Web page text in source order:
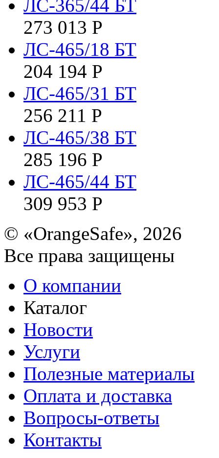
ЛС-365/44 БТ
273 013 Р
ЛС-465/18 БТ
204 194 Р
ЛС-465/31 БТ
256 211 Р
ЛС-465/38 БТ
285 196 Р
ЛС-465/44 БТ
309 953 Р
© «OrangeSafe», 2026
Все права защищены
О компании
Каталог
Новости
Услуги
Полезные материалы
Оплата и доставка
Вопросы-ответы
Контакты